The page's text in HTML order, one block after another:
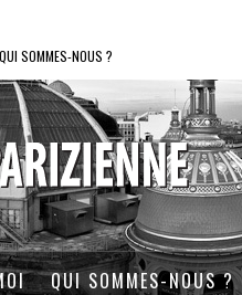
QUI SOMMES-NOUS ?
QUI SOMMES-NOUS ?